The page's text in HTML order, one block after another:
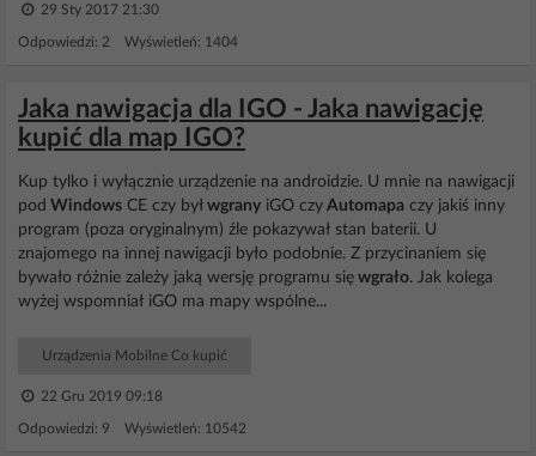
29 Sty 2017 21:30
Odpowiedzi: 2 Wyświetleń: 1404
Jaka nawigacja dla IGO - Jaka nawigację
kupić dla map IGO?
Kup tylko i wyłącznie urządzenie na androidzie. U mnie na nawigacji
pod Windows CE czy był wgrany iGO czy Automapa czy jakiś inny
program (poza oryginalnym) źle pokazywał stan baterii. U
znajomego na innej nawigacji było podobnie. Z przycinaniem się
bywało różnie zależy jaką wersję programu się wgrało. Jak kolega
wyżej wspomniał iGO ma mapy wspólne...
Urządzenia Mobilne Co kupić
22 Gru 2019 09:18
Odpowiedzi: 9 Wyświetleń: 10542